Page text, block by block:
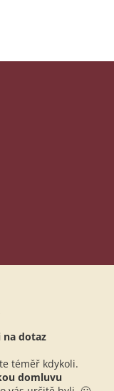
na dotaz
téměř kdykoli.
domluvu